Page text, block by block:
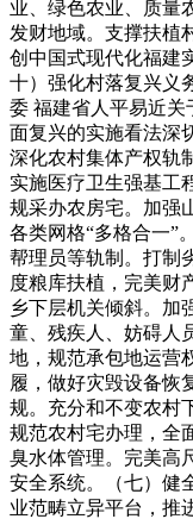
业、绿色农业、质量
发财地域。支撑扶植
创中国式现代化福建
十）强化村落复兴义
委 福建省人平易近
面复兴的实施看法深
深化农村集体产权轨
实施医疗卫生强基工
规采办农房宅。加强
各类网格“多格合一”
帮理员等轨制。打制
度粮库扶植，完美财
乡下层机关倾斜。加
童、残疾人、妨碍人
地，规范承包地运营
履，做好灾毁设备恢
规。充分和不变农村
规范农村宅办理，全
臭水体管理。完美高
安全系统。（七）健
业范畴立异平台，推